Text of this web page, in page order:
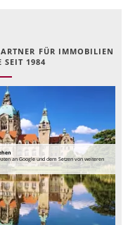
FÜR IMMOBILIEN
SEIT 1984
an Google und dem Setzen von weiteren